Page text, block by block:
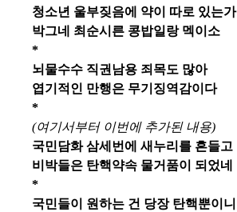
청소년 울부짖음에 약이 따로 있는가
박그네 최순시른 콩밥일랑 멕이소
*
뇌물수수 직권남용 죄목도 많아
엽기적인 만행은 무기징역감이다
*
(여기서부터 이번에 추가된 내용)
국민담화 삼세번에 새누리를 흔들고
비박들은 탄핵약속 물거품이 되었네
*
국민들이 원하는 건 당장 탄핵뿐이니